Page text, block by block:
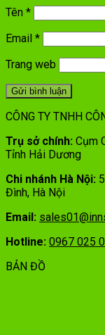
Tên *
Email *
Trang web
CÔNG TY TNHH
Trụ sở chính: Cụm
Tỉnh Hải Dương
Chi nhánh Hà Nội:
Đình, Hà Nội
Email:
Hotline: 0967 025
BẢN ĐỒ